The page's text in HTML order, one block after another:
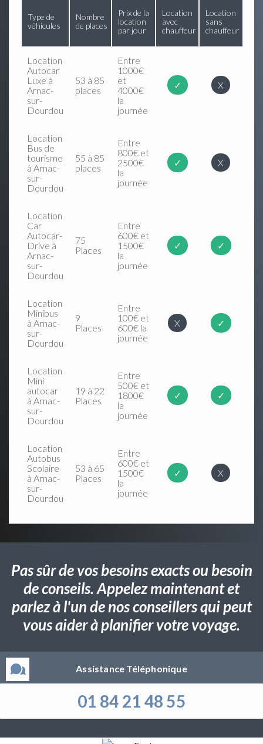
Type de
véhicules
Nombre
de places
Prix de la
location
par jour
Location
avec
chauffeur
Location
sans
chauffeur
Location
Autocar
Luxe à
Arnac-
sur-
Dourdou
53 à 85
places
Entre
1000€
et
4000€
la
journée
✓ X
Location
Bus de
tourisme
à Arnac-
sur-
Dourdou
55 à 85
places
Entre
800€ et
2500€
la
journée
✓ X
Location
Car
Autocar-
Drive à
Arnac-
sur-
Dourdou
75
Places
Entre
600€ et
1500€
la
journée
✓ ✓
Location
Minibus
à Arnac-
sur-
Dourdou
9
Places
Entre
100€ et
600€ la
journée
X ✓
Location
Mini
autocar
à Arnac-
sur-
Dourdou
19 à 22
Places
Entre
500€ et
1800€
la
journée
✓ ✓
Location
Autobus
Scolaire
à Arnac-
sur-
Dourdou
53 à 65
Places
Entre
600€ et
1500€
la
journée
✓ X
Pas sûr de vos besoins exacts ou besoin
de conseils. Appelez maintenant et
parlez à l'un de nos conseillers qui peut
vous aider à planifier votre voyage.
Assistance Téléphonique
01 84 21 48 55